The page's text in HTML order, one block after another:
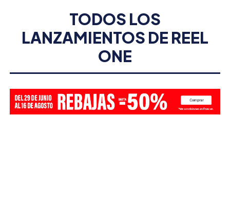
TODOS LOS
LANZAMIENTOS DE REEL
ONE